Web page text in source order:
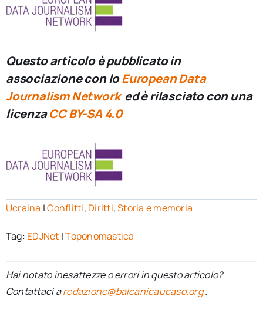
Questo articolo è pubblicato in
associazione con loEuropean Data
Journalism Network ed è rilasciato con una
licenzaCC BY-SA 4.0
Ucraina |Conflitti, Diritti,Storia e memoria
Tag: EDJNet |Toponomastica
Hai notato inesattezze o errori in questo articolo?
Contattaci aredazione@balcanicaucaso.org.